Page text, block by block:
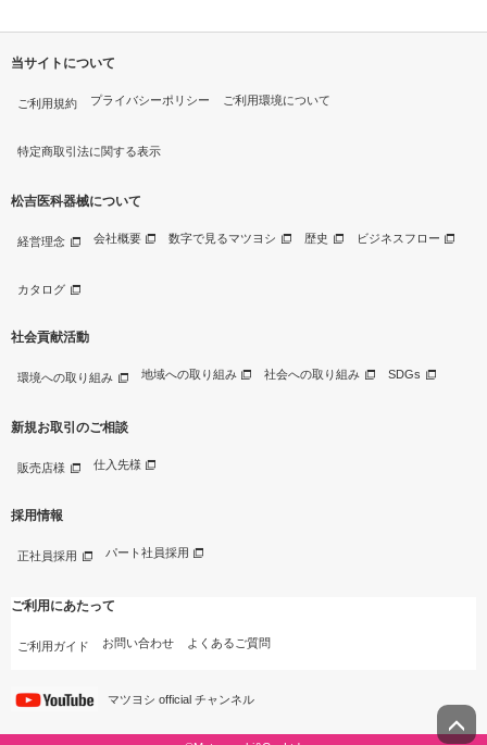
当サイトについて
ご利用規約 プライバシーポリシー ご利用環境について
特定商取引法に関する表示
松吉医科器械について
経営理念 会社概要 数字で見るマツヨシ 歴史 ビジネスフロー
カタログ
社会貢献活動
環境への取り組み 地域への取り組み 社会への取り組み SDGs
新規お取引のご相談
販売店様 仕入先様
採用情報
正社員採用 パート社員採用
ご利用にあたって
ご利用ガイド お問い合わせ よくあるご質問
マツヨシ official チャンネル